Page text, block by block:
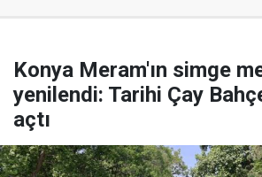
Konya Meram'ın simge
yenilendi: Tarihi Çay
açtı